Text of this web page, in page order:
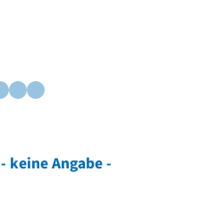
- keine Angabe -